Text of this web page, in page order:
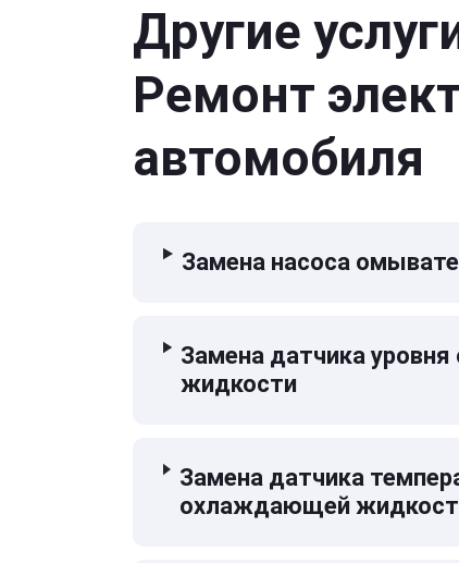
Другие
Ремонт
автомобиля
Замена насоса
Замена датчика
жидкости
Замена датчика
охлаждающей